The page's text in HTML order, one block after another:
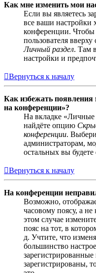
Как мне изменить мои
Если вы являетесь
все ваши настройки
конференции.
пользователя
Личный раздел. Там
настройки и
Вернуться к началу
Как избежать появления
на конференции»?
На вкладке «Личные
найдёте опцию
конференции.
администраторам,
остальных вы
Вернуться к началу
На конференции
Возможно,
часовому поясу, а
этом случае
пояс на тот, в
д. Учтите, что
большинство
зарегистрированы,